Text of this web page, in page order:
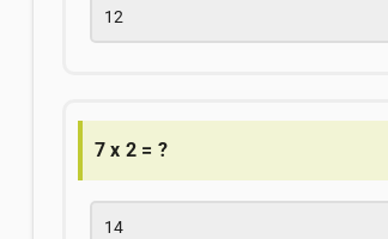
12
7 x 2 = ?
14